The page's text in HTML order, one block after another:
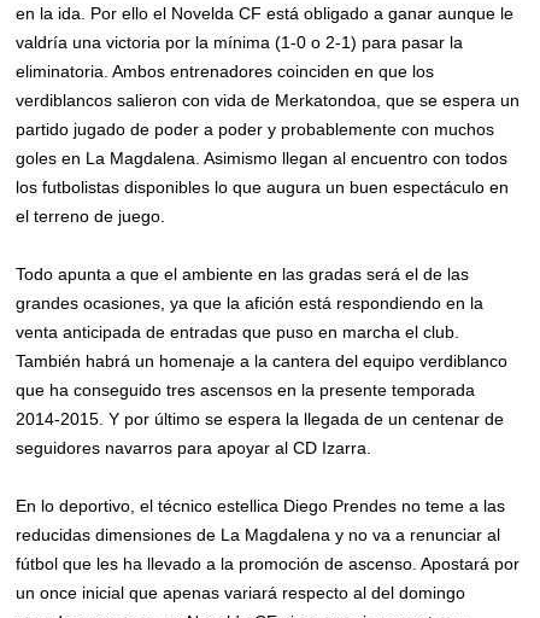
en la ida. Por ello el Novelda CF está obligado a ganar aunque le
valdría una victoria por la mínima (1-0 o 2-1) para pasar la
eliminatoria. Ambos entrenadores coinciden en que los
verdiblancos salieron con vida de Merkatondoa, que se espera un
partido jugado de poder a poder y probablemente con muchos
goles en La Magdalena. Asimismo llegan al encuentro con todos
los futbolistas disponibles lo que augura un buen espectáculo en
el terreno de juego.
Todo apunta a que el ambiente en las gradas será el de las
grandes ocasiones, ya que la afición está respondiendo en la
venta anticipada de entradas que puso en marcha el club.
También habrá un homenaje a la cantera del equipo verdiblanco
que ha conseguido tres ascensos en la presente temporada
2014-2015. Y por último se espera la llegada de un centenar de
seguidores navarros para apoyar al CD Izarra.
En lo deportivo, el técnico estellica Diego Prendes no teme a las
reducidas dimensiones de La Magdalena y no va a renunciar al
fútbol que les ha llevado a la promoción de ascenso. Apostará por
un once inicial que apenas variará respecto al del domingo